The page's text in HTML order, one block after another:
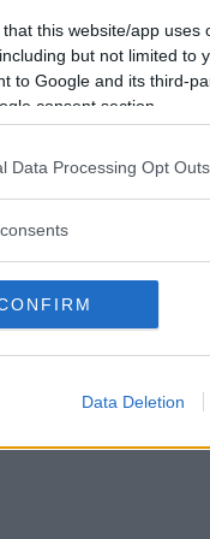
that this website/app
but not limited to
to Google and its third-
consent section.
Data Processing Opt Outs
Data Deletion